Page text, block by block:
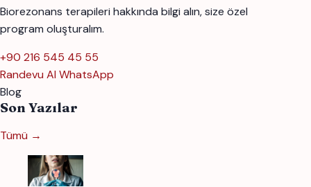
Biorezonans terapileri hakkında bilgi alın, size özel
program oluşturalım.
+90 216 545 45 55
Randevu Al WhatsApp
Blog
Son Yazılar
Tümü →